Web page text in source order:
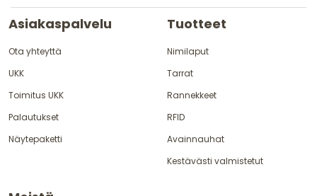
Asiakaspalvelu
Ota yhteyttä
UKK
Toimitus UKK
Palautukset
Näytepaketti
Tuotteet
Nimilaput
Tarrat
Rannekkeet
RFID
Avainnauhat
Kestävästi valmistetut